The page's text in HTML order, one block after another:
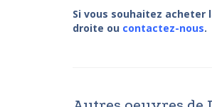
Si vous souhaitez
droite ou contactez-nous.